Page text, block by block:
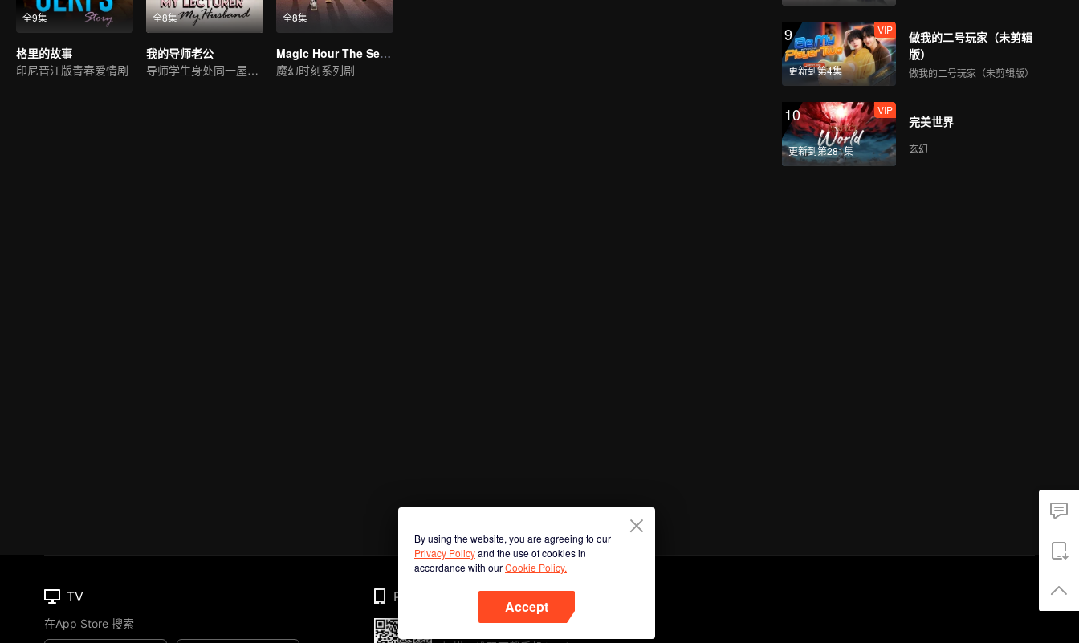
VIP
VIP
VIP
全9集
格里的故事
印尼晋江版青春爱情剧
全8集
我的导师老公
导师学生身处同一屋檐下
全8集
Magic Hour The Series
魔幻时刻系列剧
9
更新到第4集
VIP
做我的二号玩家（未剪辑
版）
做我的二号玩家（未剪辑版）
10
更新到第281集
VIP
完美世界
玄幻
By using the website, you are agreeing to our
Privacy Policyand the use of cookies in
accordance with ourCookie Policy.
Accept
TV
在App Store 搜索
Phone